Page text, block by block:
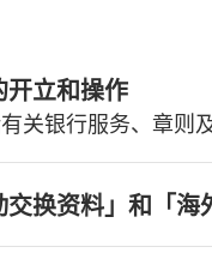
开立和操作
有关银行服务、章则
交换资料」和「海